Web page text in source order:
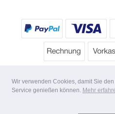
Wir verwenden Cookies, damit Sie den
Service genießen können. Mehr
* Alle Preise inkl.